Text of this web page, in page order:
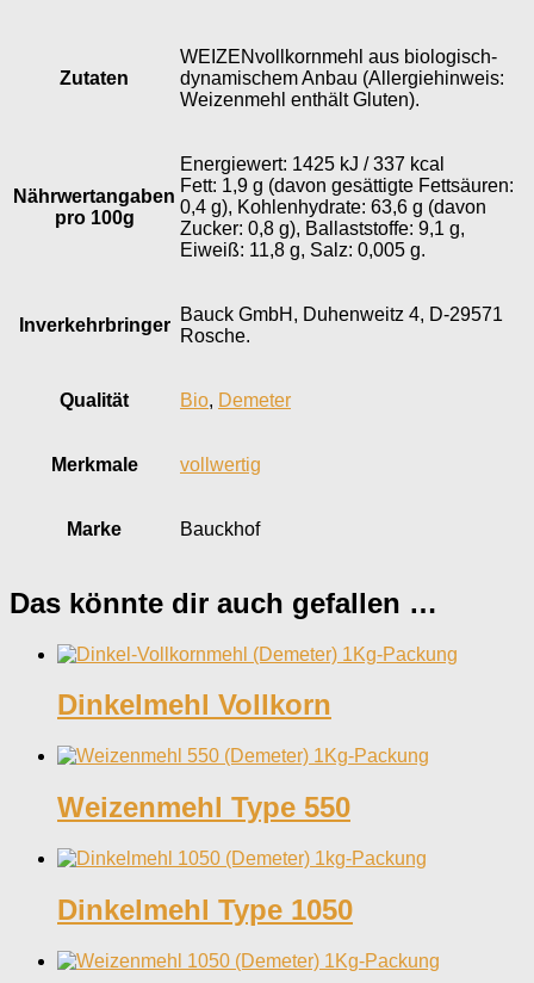
Zutaten
WEIZENvollkornmehl aus biologisch-
dynamischem Anbau (Allergiehinweis:
Weizenmehl enthält Gluten).
Nährwertangaben
pro 100g
Energiewert: 1425 kJ / 337 kcal
Fett: 1,9 g (davon gesättigte Fettsäuren:
0,4 g), Kohlenhydrate: 63,6 g (davon
Zucker: 0,8 g), Ballaststoffe: 9,1 g,
Eiweiß: 11,8 g, Salz: 0,005 g.
Inverkehr­bringer
Bauck GmbH, Duhenweitz 4, D-29571
Rosche.
Qualität Bio, Demeter
Merkmale vollwertig
Marke Bauckhof
Das könnte dir auch gefallen …
Dinkelmehl Vollkorn
Weizenmehl Type 550
Dinkelmehl Type 1050